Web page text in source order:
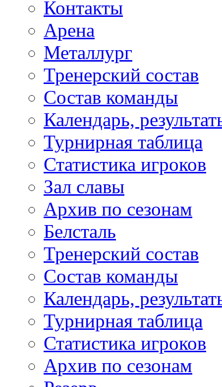
Контакты
Арена
Металлург
Тренерский состав
Состав команды
Календарь,
Турнирная таблица
Статистика игроков
Зал славы
Архив по сезонам
Белсталь
Тренерский состав
Состав команды
Календарь,
Турнирная таблица
Статистика игроков
Архив по сезонам